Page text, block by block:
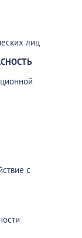
лиц
с